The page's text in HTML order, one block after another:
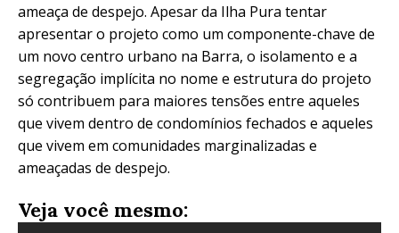
ameaça de despejo. Apesar da Ilha Pura tentar
apresentar o projeto como um componente-chave de
um novo centro urbano na Barra, o isolamento e a
segregação implícita no nome e estrutura do projeto
só contribuem para maiores tensões entre aqueles
que vivem dentro de condomínios fechados e aqueles
que vivem em comunidades marginalizadas e
ameaçadas de despejo.
Veja você mesmo: